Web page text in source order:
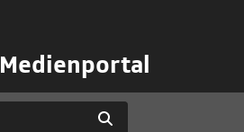
Medienportal